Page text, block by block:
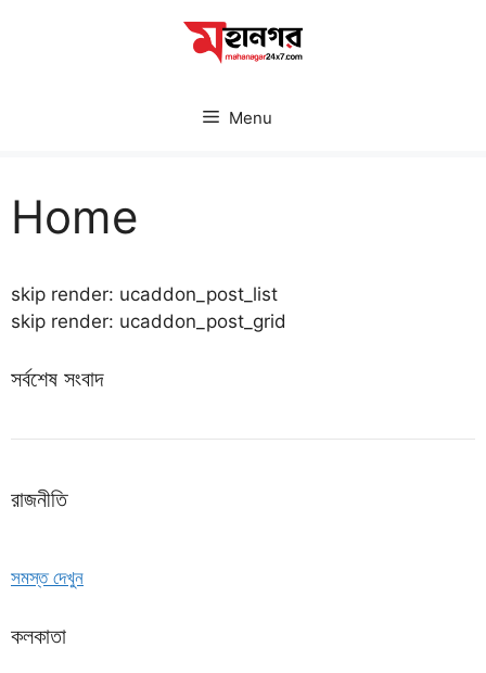
Menu
Home
skip render: ucaddon_post_list
skip render: ucaddon_post_grid
সর্বশেষ সংবাদ
রাজনীতি
সমস্ত দেখুন
কলকাতা